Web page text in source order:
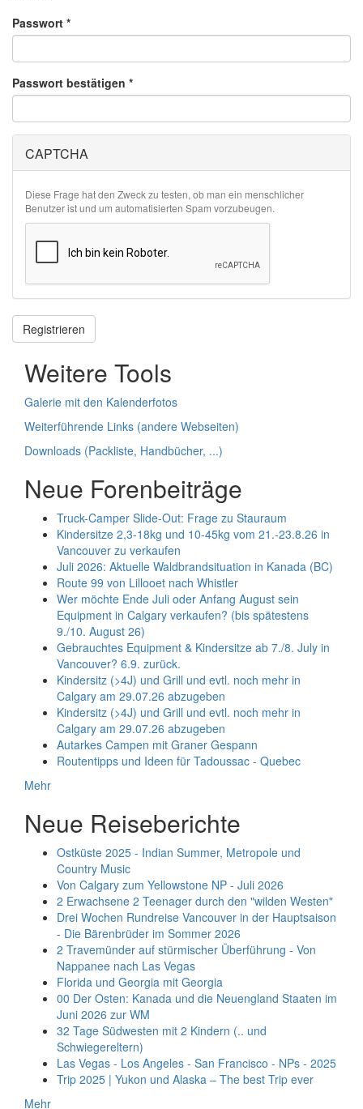
Passwort *
Passwort bestätigen *
CAPTCHA
Diese Frage hat den Zweck zu testen, ob man ein menschlicher
Benutzer ist und um automatisierten Spam vorzubeugen.
Registrieren
Weitere Tools
Galerie mit den Kalenderfotos
Weiterführende Links (andere Webseiten)
Downloads (Packliste, Handbücher, ...)
Neue Forenbeiträge
Truck-Camper Slide-Out: Frage zu Stauraum
Kindersitze 2,3-18kg und 10-45kg vom 21.-23.8.26 in
Vancouver zu verkaufen
Juli 2026: Aktuelle Waldbrandsituation in Kanada (BC)
Route 99 von Lillooet nach Whistler
Wer möchte Ende Juli oder Anfang August sein
Equipment in Calgary verkaufen? (bis spätestens
9./10. August 26)
Gebrauchtes Equipment & Kindersitze ab 7./8. July in
Vancouver? 6.9. zurück.
Kindersitz (>4J) und Grill und evtl. noch mehr in
Calgary am 29.07.26 abzugeben
Kindersitz (>4J) und Grill und evtl. noch mehr in
Calgary am 29.07.26 abzugeben
Autarkes Campen mit Graner Gespann
Routentipps und Ideen für Tadoussac - Quebec
Mehr
Neue Reiseberichte
Ostküste 2025 - Indian Summer, Metropole und
Country Music
Von Calgary zum Yellowstone NP - Juli 2026
2 Erwachsene 2 Teenager durch den "wilden Westen"
Drei Wochen Rundreise Vancouver in der Hauptsaison
- Die Bärenbrüder im Sommer 2026
2 Travemünder auf stürmischer Überführung - Von
Nappanee nach Las Vegas
Florida und Georgia mit Georgia
00 Der Osten: Kanada und die Neuengland Staaten im
Juni 2026 zur WM
32 Tage Südwesten mit 2 Kindern (.. und
Schwiegereltern)
Las Vegas - Los Angeles - San Francisco - NPs - 2025
Trip 2025 | Yukon und Alaska – The best Trip ever
Mehr